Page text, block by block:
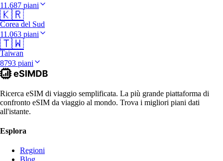
11.687 piani
🇰🇷
Corea del Sud
11.063 piani
🇹🇼
Taiwan
8793 piani
Ricerca eSIM di viaggio semplificata. La più grande piattaforma di
confronto eSIM da viaggio al mondo. Trova i migliori piani dati
all'istante.
Esplora
Regioni